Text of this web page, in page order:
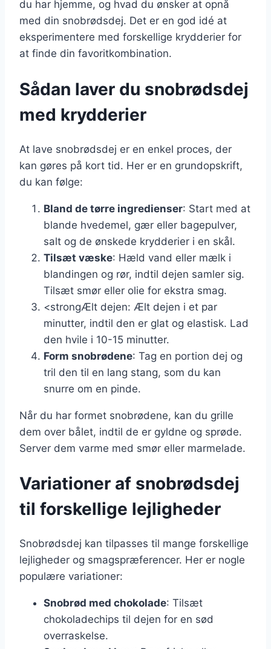
du har hjemme, og hvad du ønsker at opnå
med din snobrødsdej. Det er en god idé at
eksperimentere med forskellige krydderier for
at finde din favoritkombination.
Sådan laver du snobrødsdej
med krydderier
At lave snobrødsdej er en enkel proces, der
kan gøres på kort tid. Her er en grundopskrift,
du kan følge:
Bland de tørre ingredienser: Start med at
blande hvedemel, gær eller bagepulver,
salt og de ønskede krydderier i en skål.
Tilsæt væske: Hæld vand eller mælk i
blandingen og rør, indtil dejen samler sig.
Tilsæt smør eller olie for ekstra smag.
<strongÆlt dejen: Ælt dejen i et par
minutter, indtil den er glat og elastisk. Lad
den hvile i 10-15 minutter.
Form snobrødene: Tag en portion dej og
tril den til en lang stang, som du kan
snurre om en pinde.
Når du har formet snobrødene, kan du grille
dem over bålet, indtil de er gyldne og sprøde.
Server dem varme med smør eller marmelade.
Variationer af snobrødsdej
til forskellige lejligheder
Snobrødsdej kan tilpasses til mange forskellige
lejligheder og smagspræferencer. Her er nogle
populære variationer:
Snobrød med chokolade: Tilsæt
chokoladechips til dejen for en sød
overraskelse.